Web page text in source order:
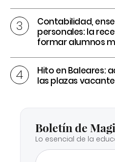
Contabilidad,
personales: la
formar alumnos
Hito en Baleares:
las plazas
Boletín de
Lo esencial de la